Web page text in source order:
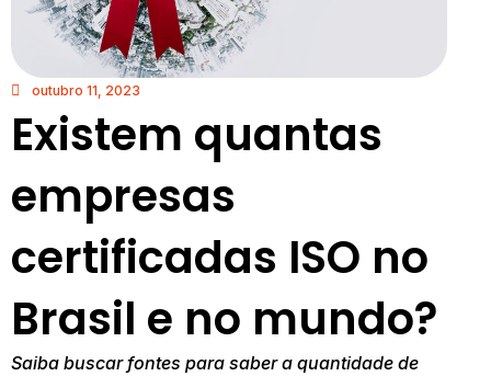
outubro 11, 2023
Existem quantas
empresas
certificadas ISO no
Brasil e no mundo?
Saiba buscar fontes para saber a quantidade de